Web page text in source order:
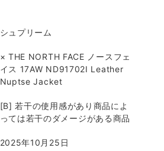
シュプリーム
× THE NORTH FACE ノースフェ
イス 17AW ND91702I Leather
Nuptse Jacket
[B] 若干の使用感があり商品によ
っては若干のダメージがある商品
2025年10月25日